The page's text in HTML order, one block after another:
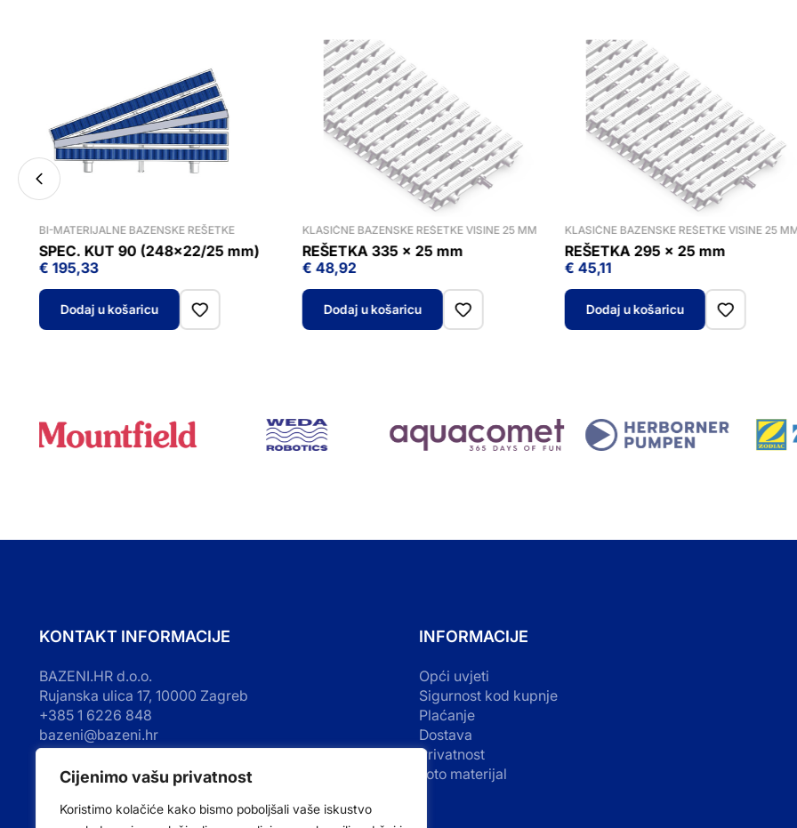
Cijenimo vašu privatnost
Koristimo kolačiće kako bismo poboljšali vaše iskustvo
BI-MATERIJALNE BAZENSKE REŠETKE
SPEC. KUT 90 (248x22/25 mm)
€ 195,33
Dodaj u košaricu
KLASIČNE BAZENSKE REŠETKE VISINE 25 MM
REŠETKA 335 x 25 mm
€ 48,92
Dodaj u košaricu
KLASIČNE BAZENSKE REŠETKE VISINE 25
REŠETKA 295 x 25 mm
€ 45,11
Dodaj u košaricu
KONTAKT INFORMACIJE
BAZENI.HR d.o.o.
Rujanska ulica 17, 10000 Zagreb
+385 1 6226 848
bazeni@bazeni.hr
OIB: 72767284497
RADNO VRIJEME UREDA I TRGOVINE
Ponedjeljak – Petak: 8:00 – 16:00
INFORMACIJE
Opći uvjeti
Sigurnost kod kupnje
Plaćanje
Dostava
Privatnost
Foto materijal